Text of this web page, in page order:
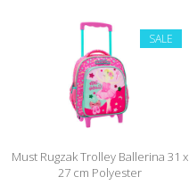
SALE
Must Rugzak Trolley Ballerina 31 x
27 cm Polyester